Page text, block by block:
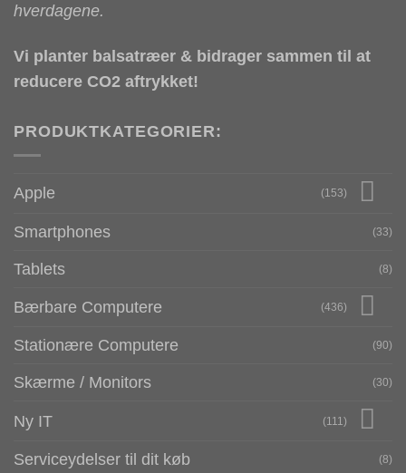
hverdagene.
Vi planter balsatræer & bidrager sammen til at
reducere CO2 aftrykket!
PRODUKTKATEGORIER:
Apple (153)
Smartphones (33)
Tablets (8)
Bærbare Computere (436)
Stationære Computere (90)
Skærme / Monitors (30)
Ny IT (111)
Serviceydelser til dit køb (8)